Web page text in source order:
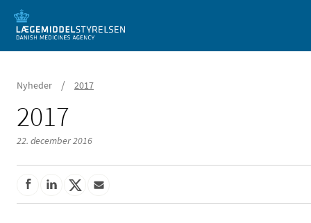
Mobil visning
Nyheder / 2017
2017
22. december 2016